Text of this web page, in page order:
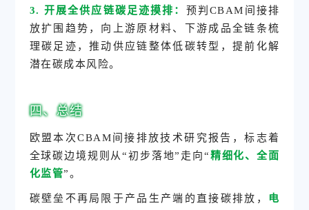
3. 开展全供应链碳足迹摸排： 预判CBAM间接排
放扩围趋势，向上游原材料、下游成品全链条梳
理碳足迹，推动供应链整体低碳转型，提前化解
潜在碳成本风险。
四、总结
欧盟本次CBAM间接排放技术研究报告，标志着
全球碳边境规则从“初步落地”走向“精细化、全面
化监管”。
碳壁垒不再局限于产品生产端的直接碳排放， 电